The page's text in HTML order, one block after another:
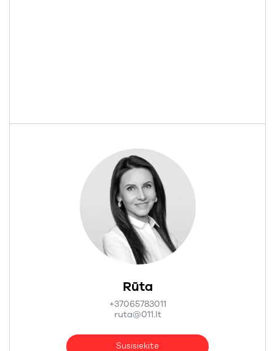
Rūta
+37065783011
ruta@011.lt
Susisiekite